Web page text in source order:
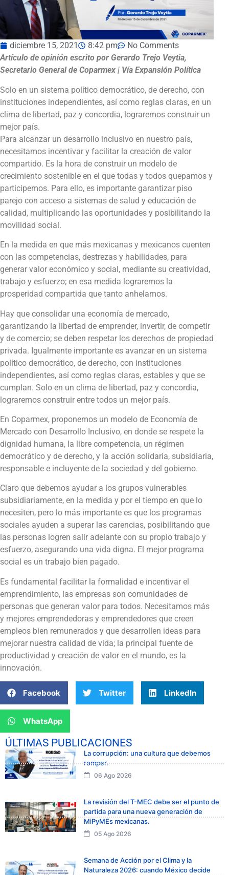
diciembre 15, 2021 8:42 pm
No Comments
Artículo de opinión escrito por Gerardo Trejo Veytia,
Secretario General de Coparmex | Vía Expansión Política
Solo en un sistema político democrático, de derecho, con
instituciones independientes, así como reglas claras, en un
clima de libertad, paz y concordia, lograremos construir un
mejor país.
Para alcanzar un desarrollo inclusivo en nuestro país,
necesitamos incentivar y facilitar la creación de valor
compartido. Es la hora de construir un modelo de
crecimiento sostenible en el que todas y todos quepamos y
participemos. Para ello, es importante garantizar piso
parejo con acceso a sistemas de salud y educación de
calidad, multiplicando las oportunidades y posibilitando la
movilidad social.
En la medida en que más mexicanas y mexicanos cuenten
con las competencias, destrezas y habilidades, para
generar valor económico y social, mediante su creatividad,
trabajo y esfuerzo; en esa medida lograremos la
prosperidad compartida que tanto anhelamos.
Hay que consolidar una economía de mercado,
garantizando la libertad de emprender, invertir, de competir
y de comercio; se deben respetar los derechos de propiedad
privada. Igualmente importante es avanzar en un sistema
político democrático, de derecho, con instituciones
independientes, así como reglas claras, estables y que se
cumplan. Solo en un clima de libertad, paz y concordia,
lograremos construir entre todos un mejor país.
En Coparmex, proponemos un modelo de Economía de
Mercado con Desarrollo Inclusivo, en donde se respete la
dignidad humana, la libre competencia, un régimen
democrático y de derecho, y la acción solidaria, subsidiaria,
responsable e incluyente de la sociedad y del gobierno.
Claro que debemos ayudar a los grupos vulnerables
subsidiariamente, en la medida y por el tiempo en que lo
necesiten, pero lo más importante es que los programas
sociales ayuden a superar las carencias, posibilitando que
las personas logren salir adelante con su propio trabajo y
esfuerzo, asegurando una vida digna. El mejor programa
social es un trabajo bien pagado.
Es fundamental facilitar la formalidad e incentivar el
emprendimiento, las empresas son comunidades de
personas que generan valor para todos. Necesitamos más
y mejores emprendedoras y emprendedores que creen
empleos bien remunerados y que desarrollen ideas para
mejorar nuestra calidad de vida; la principal fuente de
productividad y creación de valor en el mundo, es la
innovación.
Facebook Twitter LinkedIn
WhatsApp
ÚLTIMAS PUBLICACIONES
La corrupción: una cultura que debemos
romper.
06 Ago 2026
La revisión del T-MEC debe ser el punto de
partida para una nueva generación de
MiPyMEs mexicanas.
05 Ago 2026
Semana de Acción por el Clima y la
Naturaleza 2026: cuando México decide